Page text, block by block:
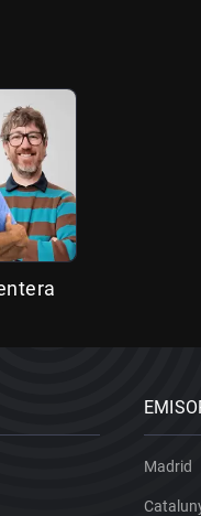
Madrid